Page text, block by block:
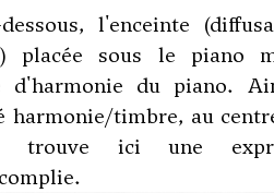
l'enceinte
placée sous le piano
d'harmonie du piano.
harmonie/timbre, au
trouve ici une